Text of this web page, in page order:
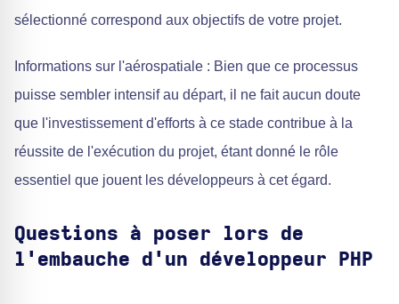
sélectionné correspond aux objectifs de votre projet.
Informations sur l'aérospatiale : Bien que ce processus
puisse sembler intensif au départ, il ne fait aucun doute
que l'investissement d'efforts à ce stade contribue à la
réussite de l'exécution du projet, étant donné le rôle
essentiel que jouent les développeurs à cet égard.
Questions à poser lors de
l'embauche d'un développeur PHP